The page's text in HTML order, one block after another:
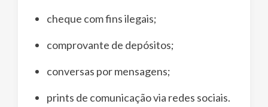
cheque com fins ilegais;
comprovante de depósitos;
conversas por mensagens;
prints de comunicação via redes sociais.